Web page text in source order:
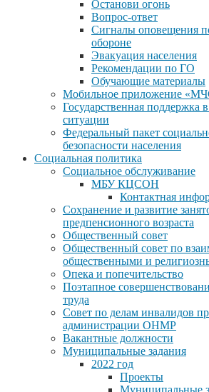
Останови огонь
Вопрос-ответ
Сигналы оповещения
обороне
Эвакуация населения
Рекомендации по ГО
Обучающие материалы
Мобильное приложение
Государственная поддержка
ситуации
Федеральный пакет
безопасности населения
Социальная политика
Социальное обслуживание
МБУ КЦСОН
Контактная
Сохранение и развитие
предпенсионного возраста
Общественный совет
Общественный совет по
общественными и
Опека и попечительство
Поэтапное
труда
Совет по делам инвалидов
администрации ОНМР
Вакантные должности
Муниципальные задания
2022 год
Проекты
Муниципальные